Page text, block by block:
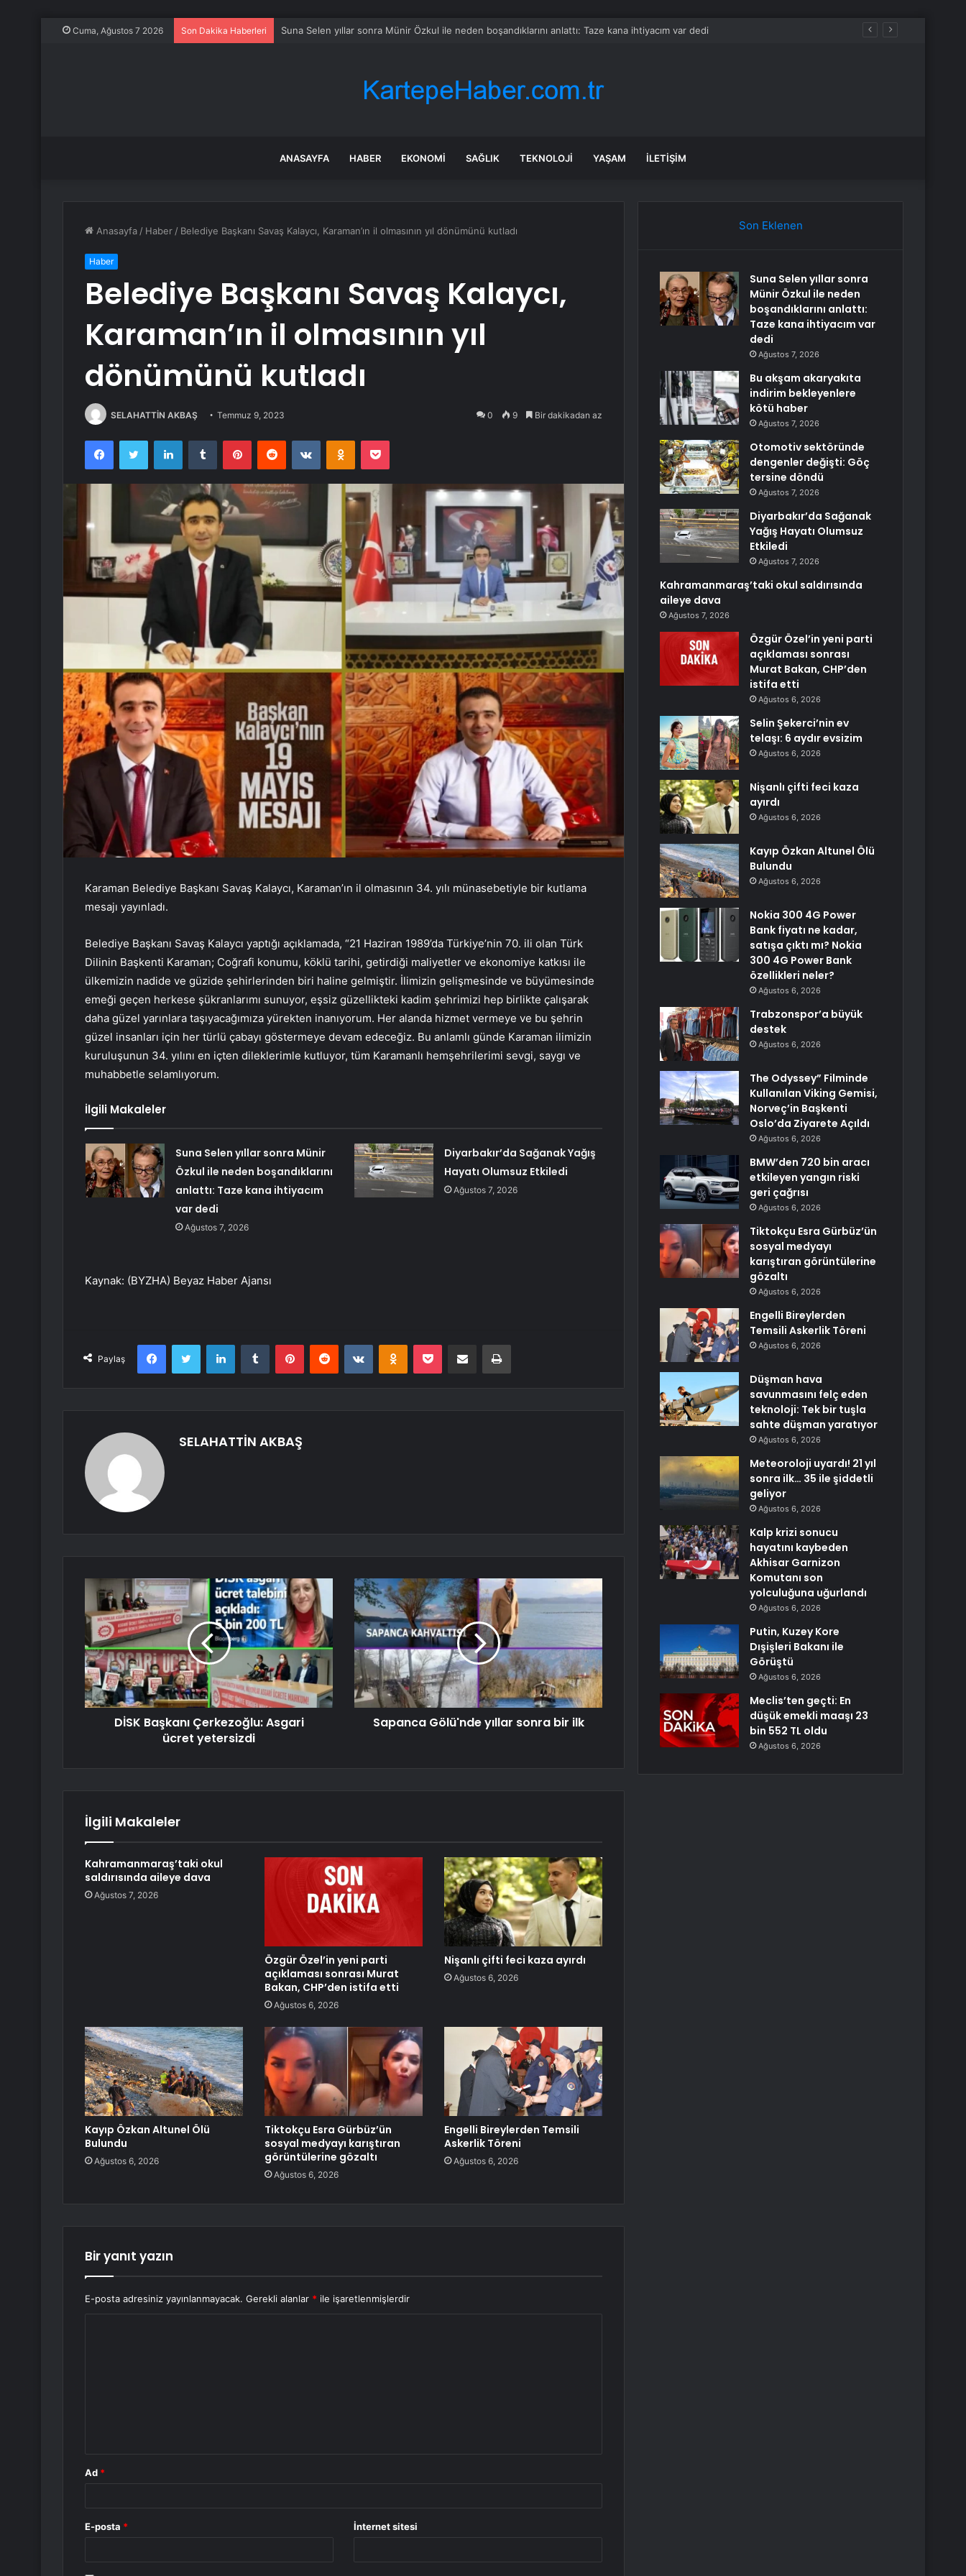
Cuma, Ağustos 7 2026 Son Dakika Haberleri Bu akşam akaryakıta indirim bekleyenlere kötü haber
ANASAYFA HABER EKONOMI SAĞLIK TEKNOLOJI YAŞAM İLETIŞIM
Anasayfa / Haber / Belediye Başkanı Savaş Kalaycı, Karaman’ın il olmasının yıl dönümünü kutladı
Haber
Belediye Başkanı Savaş Kalaycı,
Karaman’ın il olmasının yıl
dönümünü kutladı
SELAHATTİN AKBAŞ Temmuz 9, 2023 0 9 Bir dakikadan az
FacebookTwitter LinkedInTumblr PinterestReddit VKontakteOdnoklassniki
Pocket
Karaman Belediye Başkanı Savaş Kalaycı, Karaman’ın il olmasının 34. yılı münasebetiyle bir kutlama
mesajı yayınladı.
Belediye Başkanı Savaş Kalaycı yaptığı açıklamada, “21 Haziran 1989’da Türkiye’nin 70. ili olan Türk
Dilinin Başkenti Karaman; Coğrafi konumu, köklü tarihi, getirdiği maliyetler ve ekonomiye katkısı ile
ülkemizin nadide ve güzide şehirlerinden biri haline gelmiştir. İlimizin gelişmesinde ve büyümesinde
emeği geçen herkese şükranlarımı sunuyor, eşsiz güzellikteki kadim şehrimizi hep birlikte çalışarak
daha güzel yarınlara taşıyacağımıza yürekten inanıyorum. Her alanda hizmet vermeye ve bu şehrin
güzel insanları için her türlü çabayı göstermeye devam edeceğiz. Bu anlamlı günde Karaman ilimizin
kuruluşunun 34. yılını en içten dileklerimle kutluyor, tüm Karamanlı hemşehrilerimi sevgi, saygı ve
muhabbetle selamlıyorum.
İlgili Makaleler
Suna Selen yıllar sonra Münir
Özkul ile neden boşandıklarını
anlattı: Taze kana ihtiyacım
var dedi
Ağustos 7, 2026
Diyarbakır’da Sağanak Yağış
Hayatı Olumsuz Etkiledi
Ağustos 7, 2026
Kaynak: (BYZHA) Beyaz Haber Ajansı
Paylaş
FacebookTwitter LinkedInTumblr PinterestReddit VKontakteOdnoklassniki
Pocket E-Posta ile paylaş Yazdır
SELAHATTİN AKBAŞ
DİSK Başkanı Çerkezoğlu: Asgari
ücret yetersizdi
Sapanca Gölü'nde yıllar sonra bir ilk
İlgili Makaleler
Kahramanmaraş’taki okul
saldırısında aileye dava
Ağustos 7, 2026
Özgür Özel’in yeni parti
açıklaması sonrası Murat
Bakan, CHP’den istifa etti
Ağustos 6, 2026
Nişanlı çifti feci kaza ayırdı
Ağustos 6, 2026
Kayıp Özkan Altunel Ölü
Bulundu
Ağustos 6, 2026
Tiktokçu Esra Gürbüz’ün
sosyal medyayı karıştıran
görüntülerine gözaltı
Ağustos 6, 2026
Engelli Bireylerden Temsili
Askerlik Töreni
Ağustos 6, 2026
Bir yanıt yazın
E-posta adresiniz yayınlanmayacak. Gerekli alanlar * ile işaretlenmişlerdir
Ad *
E-posta * İnternet sitesi
Son Eklenen
Suna Selen yıllar sonra
Münir Özkul ile neden
boşandıklarını anlattı:
Taze kana ihtiyacım var
dedi
Ağustos 7, 2026
Bu akşam akaryakıta
indirim bekleyenlere
kötü haber
Ağustos 7, 2026
Otomotiv sektöründe
dengenler değişti: Göç
tersine döndü
Ağustos 7, 2026
Diyarbakır’da Sağanak
Yağış Hayatı Olumsuz
Etkiledi
Ağustos 7, 2026
Kahramanmaraş’taki okul saldırısında
aileye dava
Ağustos 7, 2026
Özgür Özel’in yeni parti
açıklaması sonrası
Murat Bakan, CHP’den
istifa etti
Ağustos 6, 2026
Selin Şekerci’nin ev
telaşı: 6 aydır evsizim
Ağustos 6, 2026
Nişanlı çifti feci kaza
ayırdı
Ağustos 6, 2026
Kayıp Özkan Altunel Ölü
Bulundu
Ağustos 6, 2026
Nokia 300 4G Power
Bank fiyatı ne kadar,
satışa çıktı mı? Nokia
300 4G Power Bank
özellikleri neler?
Ağustos 6, 2026
Trabzonspor’a büyük
destek
Ağustos 6, 2026
The Odyssey” Filminde
Kullanılan Viking Gemisi,
Norveç’in Başkenti
Oslo’da Ziyarete Açıldı
Ağustos 6, 2026
BMW’den 720 bin aracı
etkileyen yangın riski
geri çağrısı
Ağustos 6, 2026
Tiktokçu Esra Gürbüz’ün
sosyal medyayı
karıştıran görüntülerine
gözaltı
Ağustos 6, 2026
Engelli Bireylerden
Temsili Askerlik Töreni
Ağustos 6, 2026
Düşman hava
savunmasını felç eden
teknoloji: Tek bir tuşla
sahte düşman yaratıyor
Ağustos 6, 2026
Meteoroloji uyardı! 21 yıl
sonra ilk… 35 ile şiddetli
geliyor
Ağustos 6, 2026
Kalp krizi sonucu
hayatını kaybeden
Akhisar Garnizon
Komutanı son
yolculuğuna uğurlandı
Ağustos 6, 2026
Putin, Kuzey Kore
Dışişleri Bakanı ile
Görüştü
Ağustos 6, 2026
Meclis’ten geçti: En
düşük emekli maaşı 23
bin 552 TL oldu
Ağustos 6, 2026